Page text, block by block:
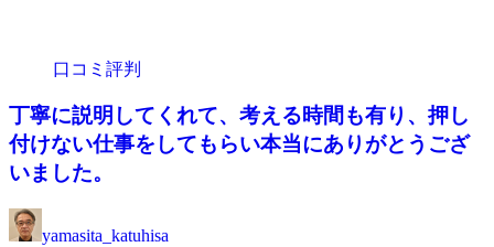
口コミ評判
丁寧に説明してくれて、考える時間も有り、押し
付けない仕事をしてもらい本当にありがとうござ
いました。
yamasita_katuhisa